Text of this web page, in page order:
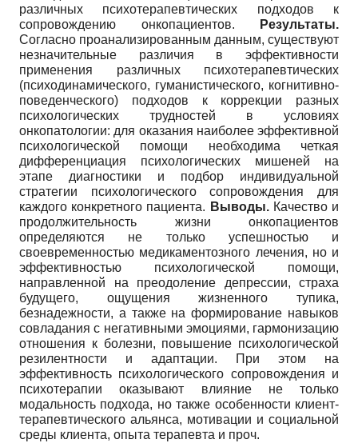
различных психотерапевтических подходов к
сопровождению онкопациентов.
Результаты.
Согласно проанализированным данным, существуют
незначительные различия в эффективности
применения различных психотерапевтических
(психодинамического, гуманистического, когнитивно-
поведенческого) подходов к коррекции разных
психологических трудностей в условиях
онкопатологии: для оказания наиболее эффективной
психологической помощи необходима четкая
дифференциация психологических мишеней на
этапе диагностики и подбор индивидуальной
стратегии психологического сопровождения для
каждого конкретного пациента. Выводы.Качество и
продолжительность жизни онкопациентов
определяются не только успешностью и
своевременностью медикаментозного лечения, но и
эффективностью психологической помощи,
направленной на преодоление депрессии, страха
будущего, ощущения жизненного тупика,
безнадежности, а также на формирование навыков
совладания с негативными эмоциями, гармонизацию
отношения к болезни, повышение психологической
резилентности и адаптации. При этом на
эффективность психологического сопровождения и
психотерапии оказывают влияние не только
модальность подхода, но также особенности клиент-
терапевтического альянса, мотивации и социальной
среды клиента, опыта терапевта и проч.